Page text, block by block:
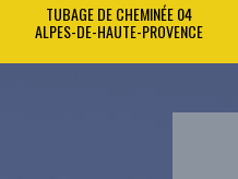
TUBAGE DE CHEMINÉE 04
ALPES-DE-HAUTE-PROVENCE